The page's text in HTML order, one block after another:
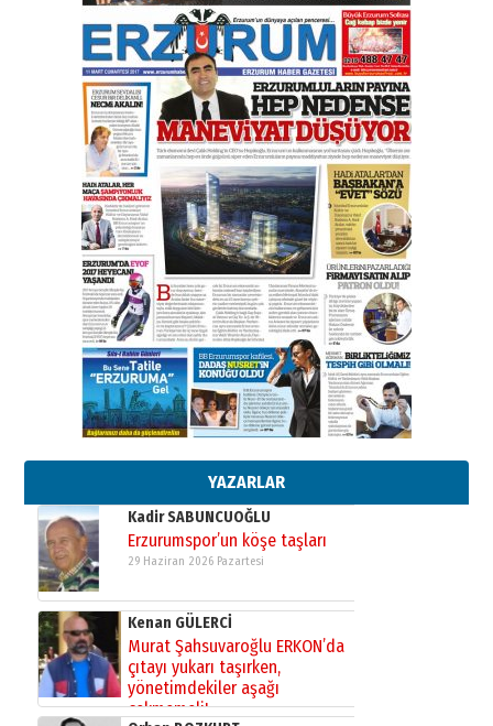
YAZARLAR
Bir fotoğraf, bir şehir, bir
gazeteci… Dizginler kimin
elinde?
31 Mart 2026 Salı
A. Berhan Yılmaz
BİR BÖLÜM DEĞİL, BİR ÖMÜR
SEÇİYORSUNUZ… “NEDEN
ATATÜRK ÜNİVERSİTESİ?”
28 Temmuz 2026 Salı
Ahmet Gökhan YAZICI
Ahmed Yesevi’den bir Alperen…
”Reisimiz” idi… Hakka yürüdü.!
26 Mart 2026 Perşembe
Cem Bakırcı
Ardında bıraktığı hatıralarıyla
gönül adamı Faruk Terzioğlu!
13 Mayıs 2026 Çarşamba
Esat BİNDESEN
Başkan Sekmen’den Erzurum’a
bir vizyon proje daha!
02 Ağustos 2026 Pazar
Kadir SABUNCUOĞLU
Erzurumspor’un köşe taşları
29 Haziran 2026 Pazartesi
Kenan GÜLERCİ
Murat Şahsuvaroğlu ERKON’da
çıtayı yukarı taşırken,
yönetimdekiler aşağı
çekmemeli!